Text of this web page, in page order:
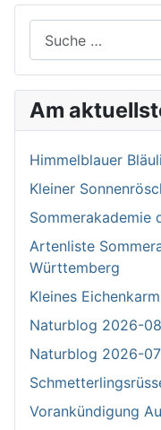
Type 2 or more
Am
Himmelblauer
Kleiner
Sommerakademie
Artenliste
Württemberg
Kleines
Naturblog 2026-08
Naturblog 2026-07
Vorankündigung